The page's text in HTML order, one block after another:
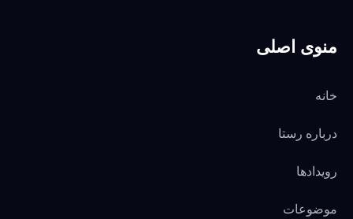
منوی اصلی
خانه
درباره رستا
رویدادها
موضوعات